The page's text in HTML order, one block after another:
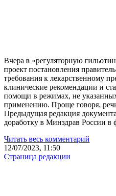
Вчера в «регуляторную
проект постановления
требования к лекарственному
клинические рекомендации и
помощи в режимах, не
применению. Проще говоря,
Предыдущая редакция
доработку в Минздрав России в
Читать весь комментарий
12/07/2023, 11:50
Страница редакции